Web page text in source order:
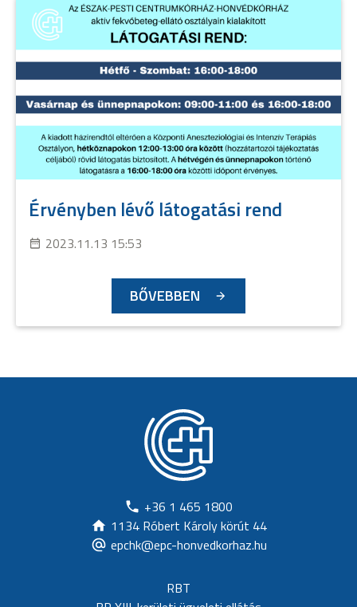
Érvényben lévő látogatási rend
2023.11.13 15:53
BŐVEBBEN
+36 1 465 1800
1134 Róbert Károly körút 44
epchk@epc-honvedkorhaz.hu
RBT